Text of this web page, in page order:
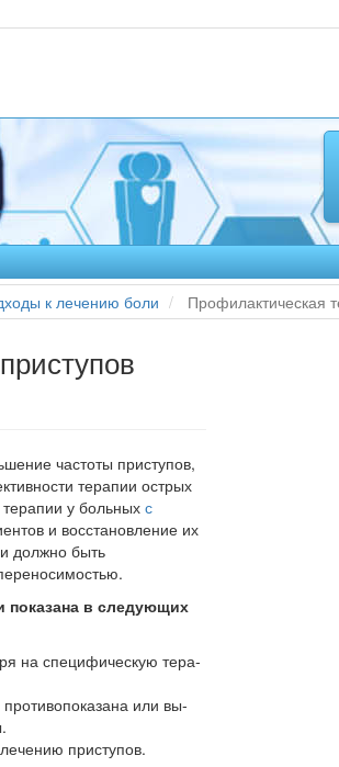
к лечению боли Профилактическая
частоты приступов,
терапии острых
у боль­ныхс
и восстановление их
должно быть
показана в следующих
на специфическую тера­
или вы­
приступов.